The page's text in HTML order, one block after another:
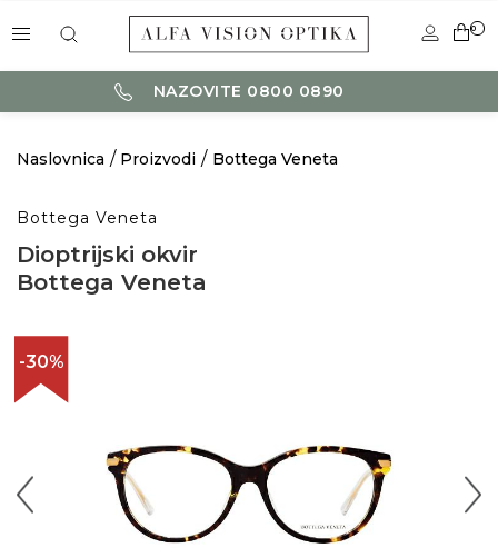
0
NAZOVITE 0800 0890
Naslovnica Proizvodi Bottega Veneta
Bottega Veneta
Dioptrijski okvir
Bottega Veneta
-30%